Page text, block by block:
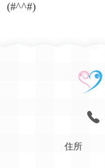
(#^^#)
住所